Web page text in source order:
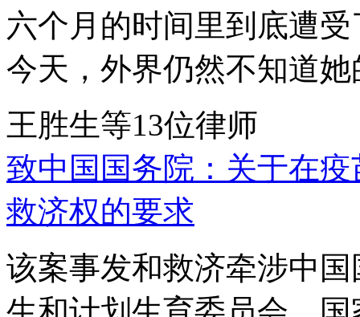
六个月的时间里到底遭
今天，外界仍然不知道
王胜生等13位律师
致中国国务院：关于在
救济权的要求
该案事发和救济牵涉中